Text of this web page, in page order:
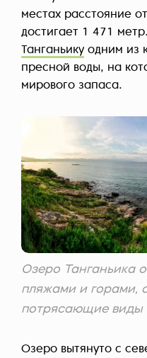
местах расстояние
достигает 1 471
Танганьику одним из
пресной воды, на
мирового запаса.
Озеро Танганьика
пляжами и горами,
потрясающие виды
Озеро вытянуто с